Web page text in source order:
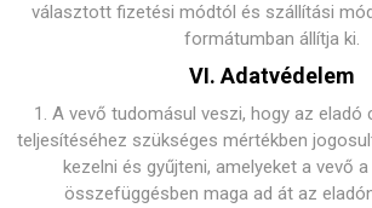
választott fizetési módtól és szállítási
formátumban állítja ki.
VI. Adatvédelem
1. A vevő tudomásul veszi, hogy az eladó
teljesítéséhez szükséges mértékben
kezelni és gyűjteni, amelyeket a vevő
összefüggésben maga ad át az